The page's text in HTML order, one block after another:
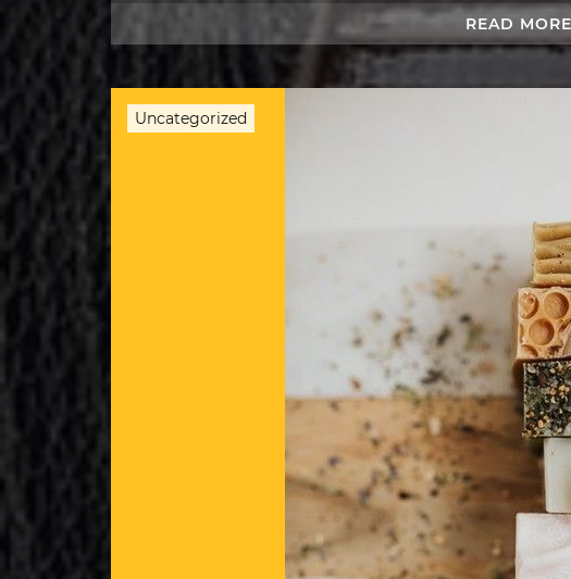
READ MORE
Uncategorized